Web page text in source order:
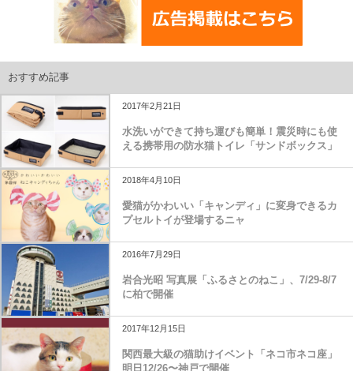
おすすめ記事
2017年2月21日
水洗いができて持ち運びも簡単！震災時にも使
える携帯用の防水猫トイレ「サンドボックス」
2018年4月10日
愛猫がかわいい「キャンディ」に変身できるカ
プセルトイが登場するニャ
2016年7月29日
岩合光昭 写真展「ふるさとのねこ」、7/29-8/7
に柏で開催
2017年12月15日
関西最大級の猫助けイベント「ネコ市ネコ座」
明日12/26〜神戸で開催